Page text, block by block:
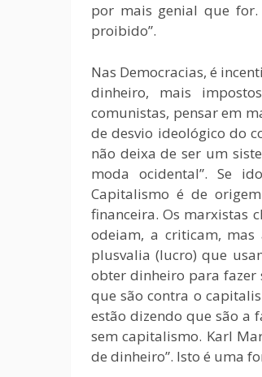
por mais genial que
proibido”.
Nas Democracias, é
dinheiro, mais
comunistas, pensar em
de desvio ideológico do
não deixa de ser um
moda ocidental”. Se
Capitalismo é de
financeira. Os marxistas
odeiam, a criticam,
plusvalia (lucro) que
obter dinheiro para fazer
que são contra o
estão dizendo que são a
sem capitalismo. Karl
de dinheiro”. Isto é uma